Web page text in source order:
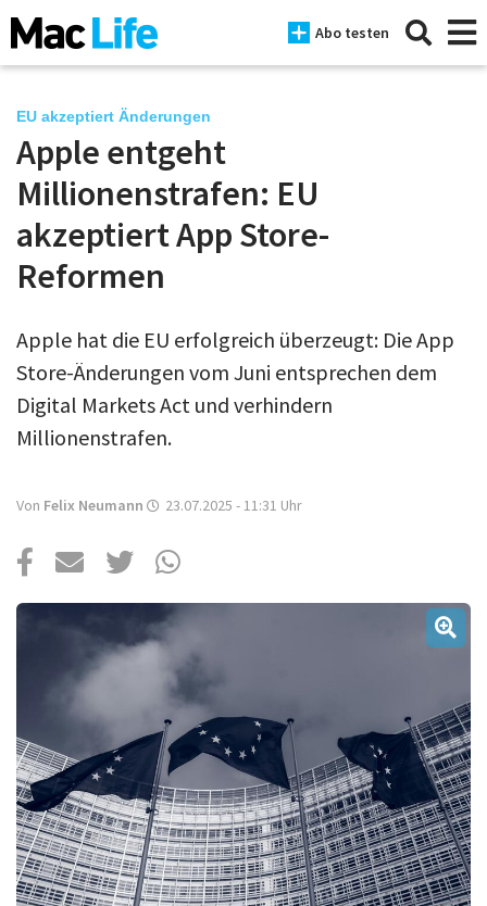
Abo testen
News
iPhone
Mac
Tests
Tipps
Magazine
Mac Life+
Anmelden
EU akzeptiert Änderungen
Apple entgeht
Millionenstrafen: EU
akzeptiert App Store-
Reformen
Apple hat die EU erfolgreich überzeugt: Die App
Store-Änderungen vom Juni entsprechen dem
Digital Markets Act und verhindern
Millionenstrafen.
Von Felix Neumann 23.07.2025 - 11:31 Uhr